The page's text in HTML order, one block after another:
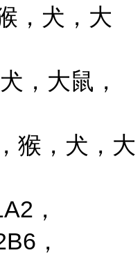
，犬，大
，大鼠，
猴，犬，大
，
，